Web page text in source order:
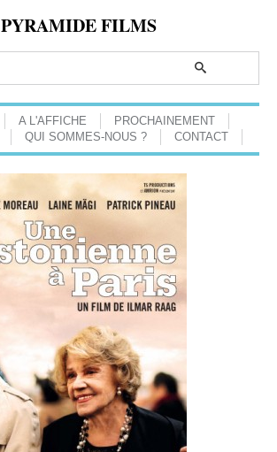
PYRAMIDE FILMS
A L'AFFICHE
PROCHAINEMENT
QUI SOMMES-NOUS ? CONTACT